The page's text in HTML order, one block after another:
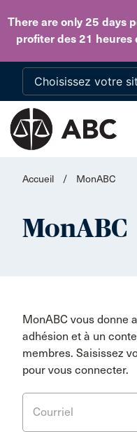
There are only 25 days
profiter des 21 heures
Accueil / MonABC
MonABC
MonABC vous donne
adhésion et à un
membres. Saisissez
pour vous connecter.
Courriel